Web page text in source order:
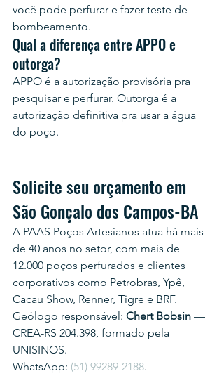
você pode perfurar e fazer teste de
bombeamento.
Qual a diferença entre APPO e
outorga?
APPO é a autorização provisória pra
pesquisar e perfurar. Outorga é a
autorização definitiva pra usar a água
do poço.
Solicite seu orçamento em
São Gonçalo dos Campos-BA
A PAAS Poços Artesianos atua há mais
de 40 anos no setor, com mais de
12.000 poços perfurados e clientes
corporativos como Petrobras, Ypê,
Cacau Show, Renner, Tigre e BRF.
Geólogo responsável: Chert Bobsin —
CREA-RS 204.398, formado pela
UNISINOS.
WhatsApp: (51) 99289-2188.